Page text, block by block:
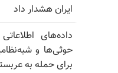
ایران هشدار داد
داده‌های
حوثی‌ها و
برای حمله به